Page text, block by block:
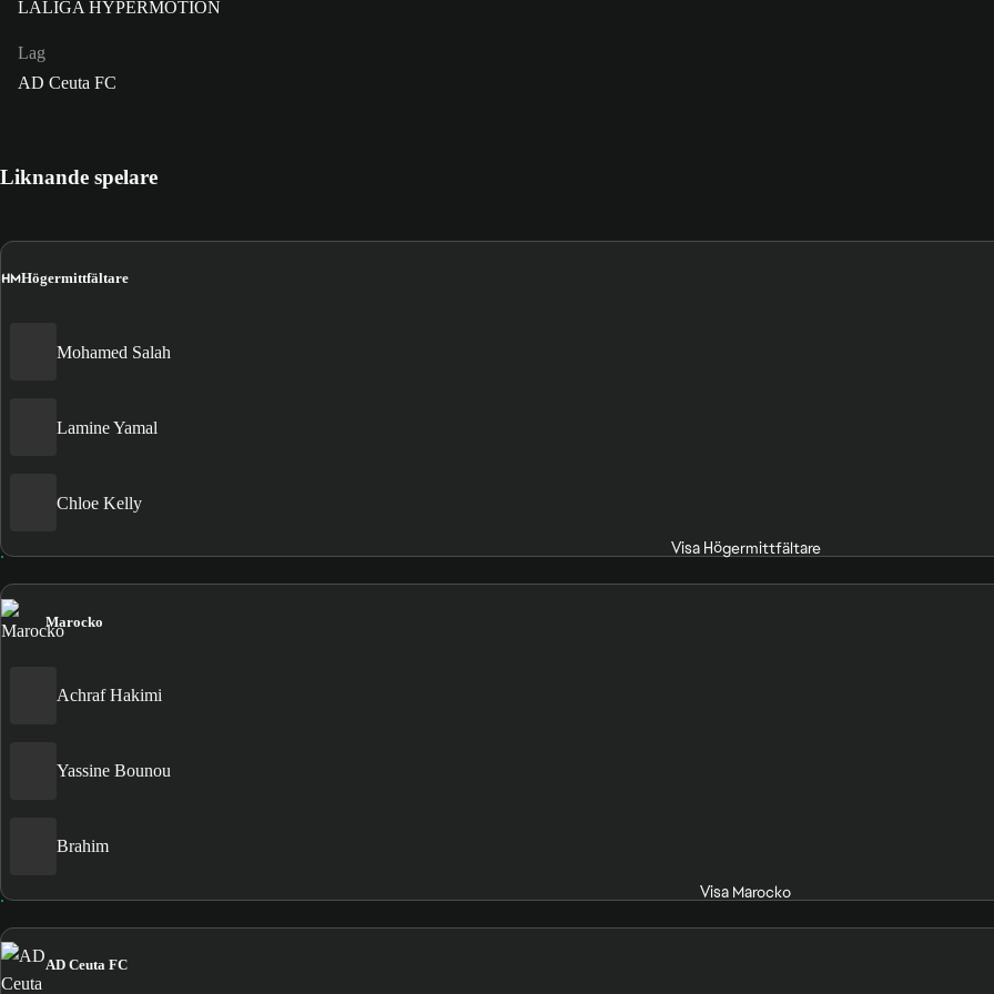
LALIGA HYPERMOTION
Lag
AD Ceuta FC
Liknande spelare
HMHögermittfältare
Mohamed Salah
Lamine Yamal
Chloe Kelly
Visa Högermittfältare
Marocko
Achraf Hakimi
Yassine Bounou
Brahim
Visa Marocko
AD Ceuta FC